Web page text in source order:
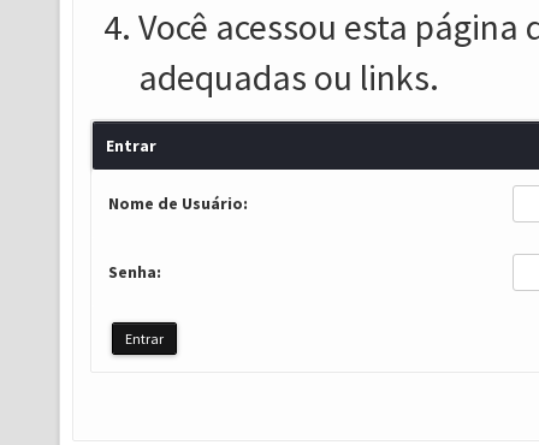
Você acessou esta
adequadas ou links.
Entrar
Nome de Usuário:
Senha: